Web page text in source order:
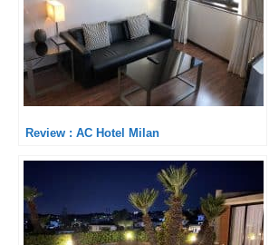
Review : AC Hotel Milan